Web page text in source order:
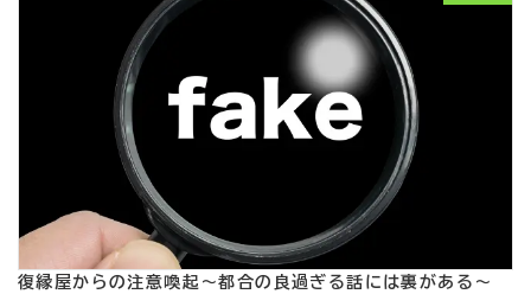
復縁屋からの注意喚起～都合の良過ぎる話には裏がある～